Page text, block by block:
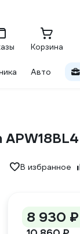
Корзина
Авто
В избранное
8 930 ₽